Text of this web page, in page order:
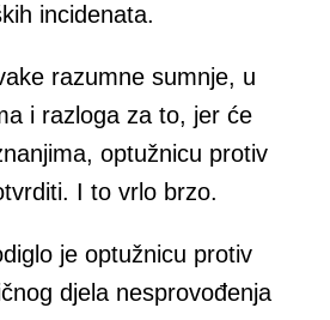
incidenata.
razumne sumnje, u
i razloga za to, jer će
optužnicu protiv
I to vrlo brzo.
je optužnicu protiv
djela nesprovođenja